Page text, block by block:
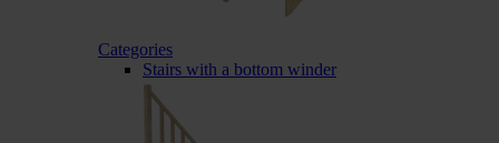
Categories
Stairs with a bottom winder